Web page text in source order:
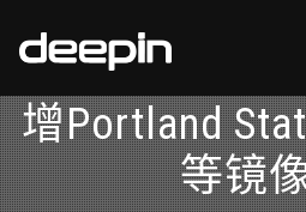
深度操作系统
增Portland
等镜